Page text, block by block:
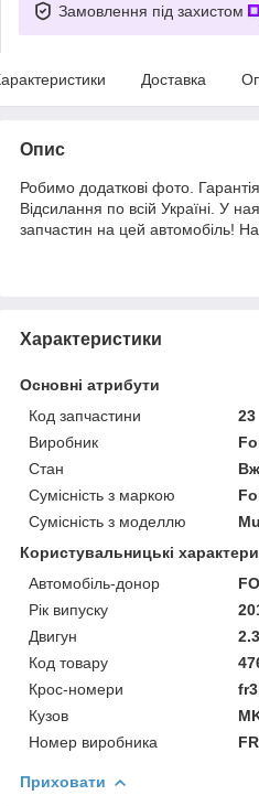
Замовлення під захистом
Доставка
Опис
Робимо додаткові фото.
Відсилання по всій Україні. У
запчастин на цей автомобіль!
Характеристики
Основні атрибути
Код запчастини
23
Виробник
Стан
Сумісність з маркою
Сумісність з моделлю
Користувальницькі
Автомобіль-донор
Рік випуску
Двигун
2.3
Код товару
Крос-номери
Кузов
Номер виробника
Приховати